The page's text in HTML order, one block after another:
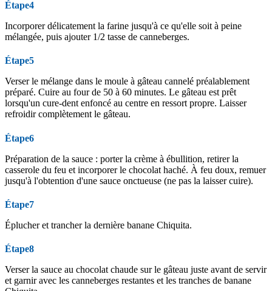
Étape4
Incorporer délicatement la farine jusqu'à ce qu'elle soit à peine
mélangée, puis ajouter 1/2 tasse de canneberges.
Étape5
Verser le mélange dans le moule à gâteau cannelé préalablement
préparé. Cuire au four de 50 à 60 minutes. Le gâteau est prêt
lorsqu'un cure-dent enfoncé au centre en ressort propre. Laisser
refroidir complètement le gâteau.
Étape6
Préparation de la sauce : porter la crème à ébullition, retirer la
casserole du feu et incorporer le chocolat haché. À feu doux, remuer
jusqu'à l'obtention d'une sauce onctueuse (ne pas la laisser cuire).
Étape7
Éplucher et trancher la dernière banane Chiquita.
Étape8
Verser la sauce au chocolat chaude sur le gâteau juste avant de servir
et garnir avec les canneberges restantes et les tranches de banane